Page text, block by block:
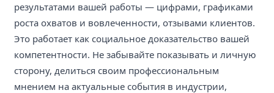
результатами вашей работы — цифрами, графиками
роста охватов и вовлеченности, отзывами клиентов.
Это работает как социальное доказательство вашей
компетентности. Не забывайте показывать и личную
сторону, делиться своим профессиональным
мнением на актуальные события в индустрии,